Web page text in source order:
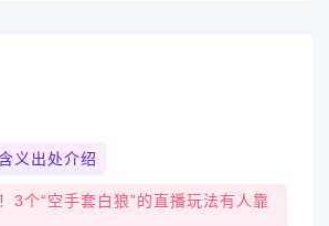
义出处介绍
3个“空手套白狼”的直播玩法有人靠